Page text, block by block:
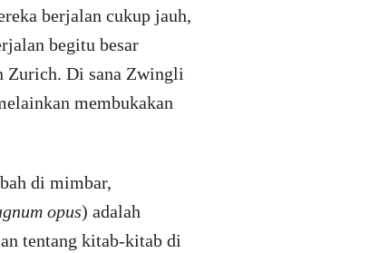
berjalan cukup jauh,
begitu besar
Zurich. Di sana Zwingli
membukakan
di mimbar,
opus) adalah
tentang kitab-kitab di